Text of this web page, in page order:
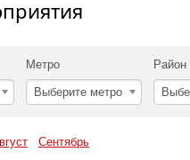
Метро Район
Выберите метро
Сентябрь